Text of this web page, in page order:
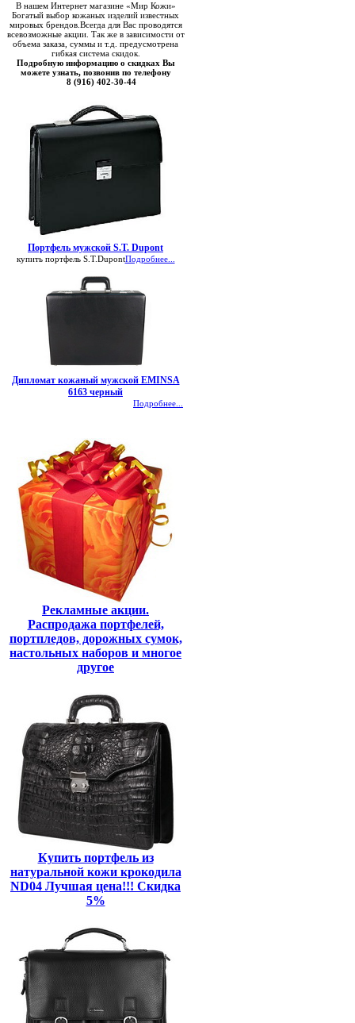
В нашем Интернет магазине «Мир Кожи»
Богатый выбор кожаных изделий известных
мировых брендов.Всегда для Вас проводятся
всевозможные акции. Так же в зависимости от
объема заказа, суммы и т.д. предусмотрена
гибкая система скидок.
Подробную информацию о скидках Вы
можете узнать, позвонив по телефону
8 (916) 402-30-44
Портфель мужской S.T. Dupont
купить портфель S.T.DupontПодробнее...
Дипломат кожаный мужской EMINSA
6163 черный
Подробнее...
Рекламные акции.
Распродажа портфелей,
портпледов, дорожных сумок,
настольных наборов и многое
другое
Купить портфель из
натуральной кожи крокодила
ND04 Лучшая цена!!! Скидка
5%